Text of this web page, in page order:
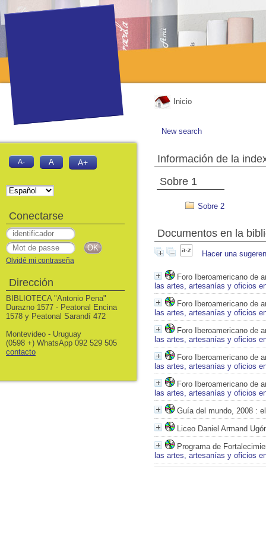
Inicio
New search
Información de la
Sobre 1
Sobre 2
Documentos en la
Hacer una
Foro Iberoamericano de
las artes, artesanías y oficios
Foro Iberoamericano de
las artes, artesanías y oficios
Foro Iberoamericano de
las artes, artesanías y oficios
Foro Iberoamericano de
las artes, artesanías y oficios
Foro Iberoamericano de
las artes, artesanías y oficios
Guía del mundo, 2008 :
Liceo Daniel Armand
Programa de
las artes, artesanías y oficios
A- A A+
Conectarse
Olvidé mi contraseña
Dirección
BIBLIOTECA "Antonio Pena"
Durazno 1577 - Peatonal Encina
1578 y Peatonal Sarandí 472
Montevideo - Uruguay
(0598 +) WhatsApp 092 529 505
contacto